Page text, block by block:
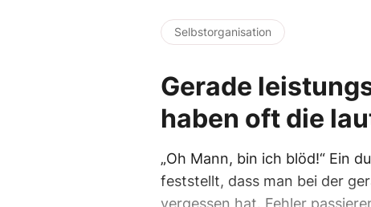
Selbstorganisation
Gerade
haben oft die
„Oh Mann, bin ich blöd!“ Ein
feststellt, dass man bei der
vergessen hat. Fehler